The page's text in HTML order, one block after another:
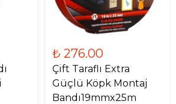
₺ 276.00
Çift Taraflı Extra
Güçlü Köpk Montaj
Bandı19mmx25m